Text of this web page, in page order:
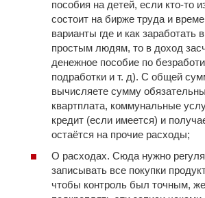
пособия на детей, если кто-то
состоит на бирже труда и
варианты где и как заработать
простым людям, то в доход
денежное пособие по
подработки и т. д). С общей
вычисляете сумму
квартплата, коммунальные
кредит (если имеется) и
остаётся на прочие расходы;
О расходах. Сюда нужно
записывать все покупки
чтобы контроль был точным,